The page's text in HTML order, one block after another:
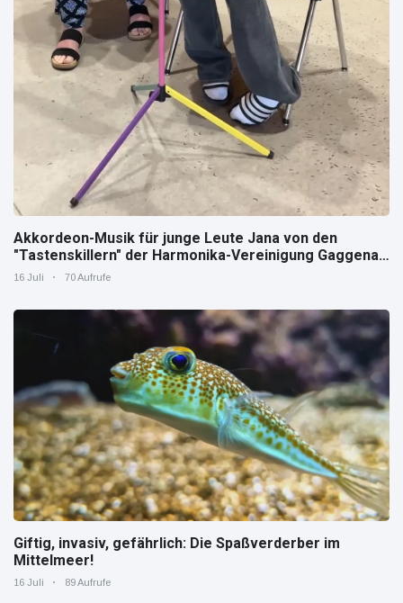
Akkordeon-Musik für junge Leute Jana von den
"Tastenskillern" der Harmonika-Vereinigung Gaggenau
zeigt, wie "jung" das Instrument sein kann.
16 Juli 70 Aufrufe
Giftig, invasiv, gefährlich: Die Spaßverderber im
Mittelmeer!
16 Juli 89 Aufrufe